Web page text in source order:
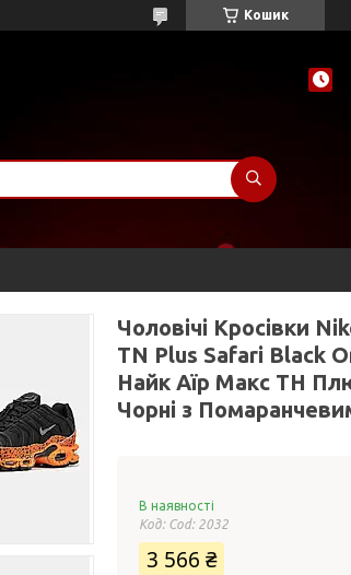
Кошик
Чоловічі Кросівки
TN Plus Safari Black
Найк Аїр Макс ТН
Чорні з
В наявності
Код: Cod: 2032
3 566 ₴